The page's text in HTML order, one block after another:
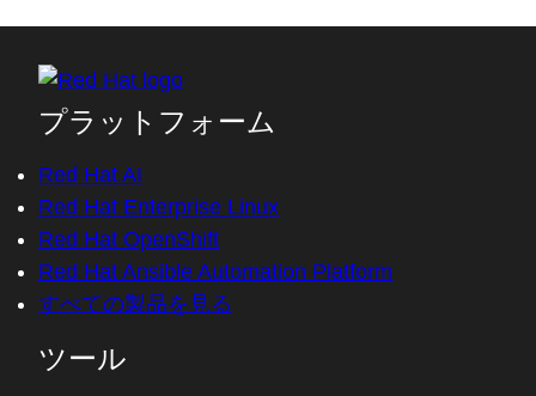
プラットフォーム
Red Hat AI
Red Hat Enterprise Linux
Red Hat OpenShift
Red Hat Ansible Automation Platform
すべての製品を見る
ツール